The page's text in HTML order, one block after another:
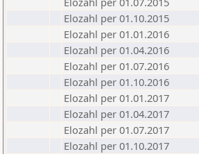
Elozahl per 01.10.2015
Elozahl per 01.01.2016
Elozahl per 01.04.2016
Elozahl per 01.07.2016
Elozahl per 01.10.2016
Elozahl per 01.01.2017
Elozahl per 01.04.2017
Elozahl per 01.07.2017
Elozahl per 01.10.2017